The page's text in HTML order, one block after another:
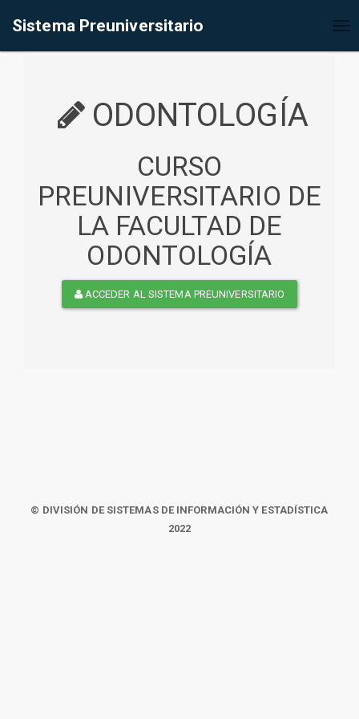
Sistema Preuniversitario
ODONTOLOGÍA
CURSO
PREUNIVERSITARIO DE
LA FACULTAD DE
ODONTOLOGÍA
ACCEDER AL SISTEMA PREUNIVERSITARIO
© DIVISIÓN DE SISTEMAS DE INFORMACIÓN Y ESTADÍSTICA
2022